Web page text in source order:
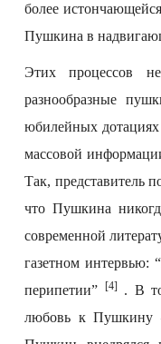
более
Пушкина в
Этих процессов
разнообразные
юбилейных
массовой
Так, представитель
что Пушкина
современной
газетном интервью:
перипетии”
[4]. В
любовь к Пушкину —